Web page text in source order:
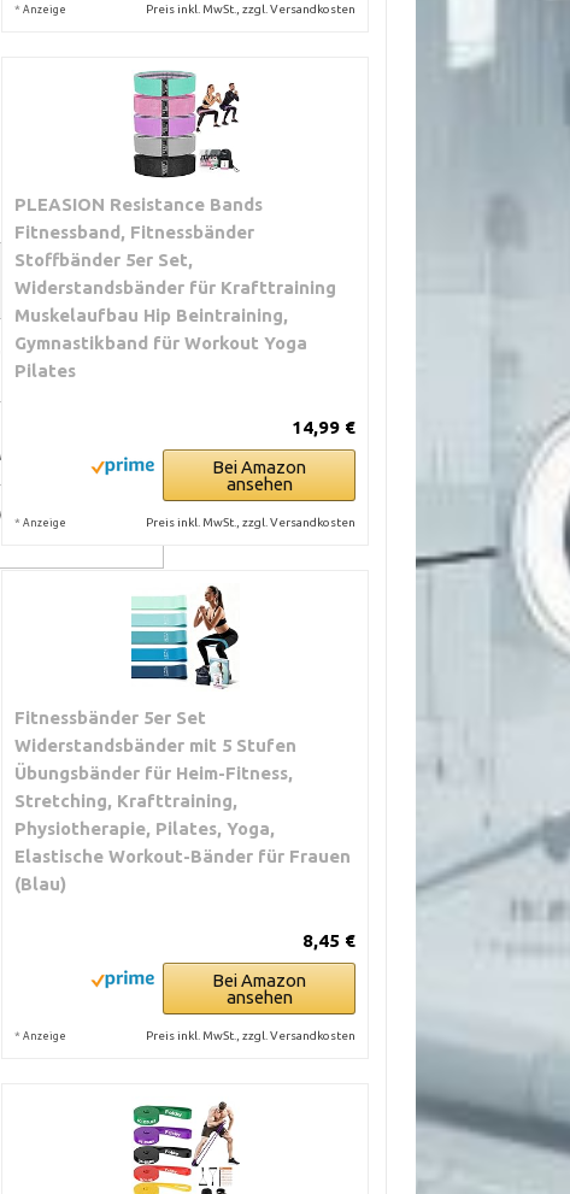
Schulterdrücken,
* Anzeige Preis inkl. MwSt., zzgl. Versandkosten
PLEASION Resistance Bands
Fitnessband, Fitnessbänder
Stoffbänder 5er Set,
Widerstandsbänder für Krafttraining
Muskelaufbau Hip Beintraining,
Gymnastikband für Workout Yoga
Pilates
14,99 €
Bei Amazon
ansehen
* Anzeige Preis inkl. MwSt., zzgl. Versandkosten
Fitnessbänder 5er Set
Widerstandsbänder mit 5 Stufen
Übungsbänder für Heim-Fitness,
Stretching, Krafttraining,
Physiotherapie, Pilates, Yoga,
Elastische Workout-Bänder für Frauen
(Blau)
8,45 €
Bei Amazon
ansehen
* Anzeige Preis inkl. MwSt., zzgl. Versandkosten